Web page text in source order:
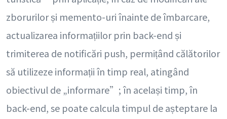
zborurilor și memento-uri înainte de îmbarcare,
actualizarea informațiilor prin back-end și
trimiterea de notificări push, permițând călătorilor
să utilizeze informații în timp real, atingând
obiectivul de „informare”; în același timp, în
back-end, se poate calcula timpul de așteptare la